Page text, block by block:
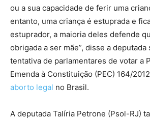
ou a sua capacidade de ferir uma
entanto, uma criança é estuprada e
estuprador, a maioria deles defende
obrigada a ser mãe”, disse a
tentativa de parlamentares de votar a
Emenda à Constituição (PEC) 164/
aborto legal no Brasil.
A deputada Talíria Petrone (Psol-RJ)